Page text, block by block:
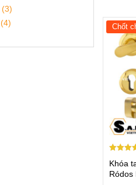
Chốt
hạng
4.50
5 sao
Khóa
Ródos
(3)
(4)